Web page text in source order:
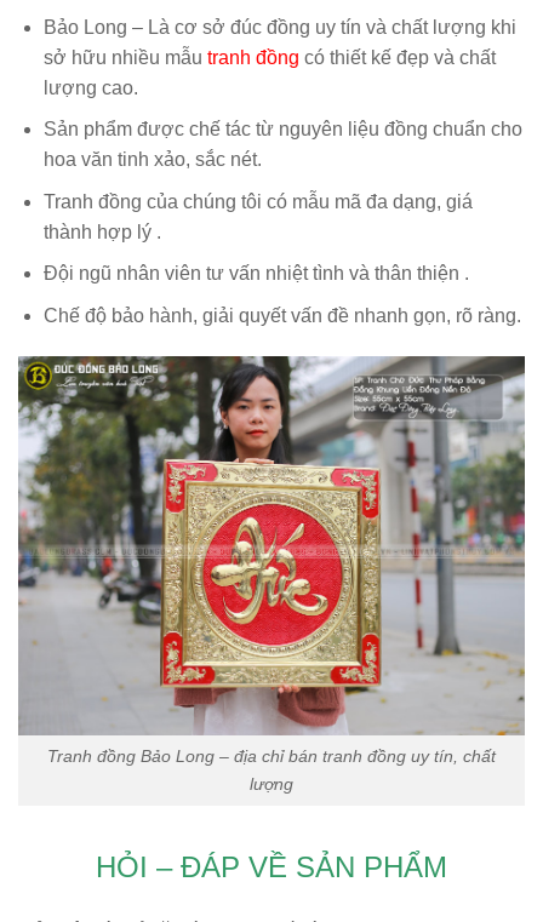
Bảo Long – Là cơ sở đúc đồng uy tín và chất lượng khi
sở hữu nhiều mẫu tranh đồng có thiết kế đẹp và chất
lượng cao.
Sản phẩm được chế tác từ nguyên liệu đồng chuẩn cho
hoa văn tinh xảo, sắc nét.
Tranh đồng của chúng tôi có mẫu mã đa dạng, giá
thành hợp lý .
Đội ngũ nhân viên tư vấn nhiệt tình và thân thiện .
Chế độ bảo hành, giải quyết vấn đề nhanh gọn, rõ ràng.
Tranh đồng Bảo Long – địa chỉ bán tranh đồng uy tín, chất
lượng
HỎI – ĐÁP VỀ SẢN PHẨM